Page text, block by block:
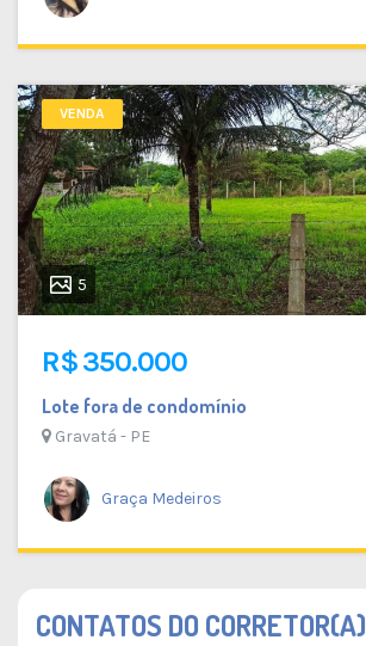
VENDA
5
R$ 350.000
Lote fora de condomínio
Gravatá - PE
Graça Medeiros
CONTATOS DO CORRETOR(A)